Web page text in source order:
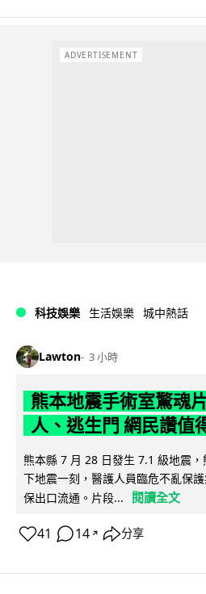
ADVERTISEMENT
科技娛樂 生活娛樂 城中熱話
Lawton 3 小時
熊本地震手術室驚魂
人、逃生門 網民讚值
熊本縣 7 月 28 日發生 7.1 級地震
下地震一刻，醫護人員臨危不亂保
保出口流通。片段...
閱讀全文
41 14 ↗ 分享